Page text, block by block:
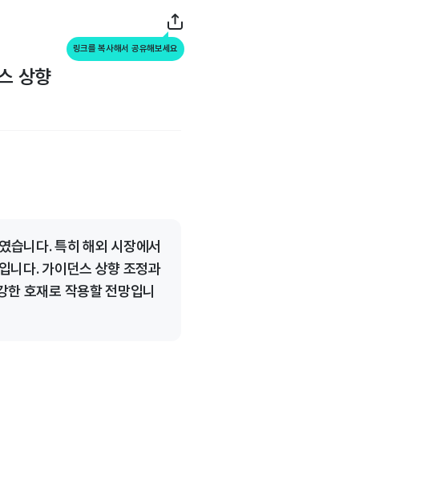
링크를 복사해서 공유해보세요
상향
습니다. 특히 해외 시장에서
니다. 가이던스 상향 조정과
호재로 작용할 전망입니